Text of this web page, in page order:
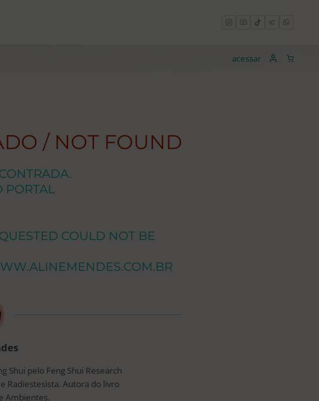
acessar
/ NOT FOUND
PORTAL
COULD NOT BE
Shui pelo Feng Shui Research
Radiestesista. Autora do livro
Ambientes.